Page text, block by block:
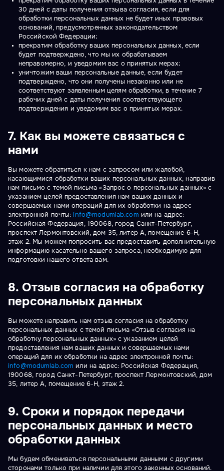
30 дней с даты получения отзыва согласия, если для
обработки персональных данных не будет иных правовых
оснований, предусмотренных законодательством
Российской Федерации;
прекратим обработку ваших персональных данных, если
будет подтверждено, что мы их обрабатываем
неправомерно, и уведомим вас о принятых мерах;
уничтожим ваши персональные данные, если будет
подтверждено, что они получены незаконно или не
соответствуют заявленным целям обработки, в течение 7
рабочих дней с даты получения соответствующего
подтверждения и уведомим вас о принятых мерах.
7. Как вы можете связаться с
нами
Вы можете обратиться к нам с запросом или жалобой,
касающимися обработки ваших персональных данных, направив
нам письмо с темой письма «Запрос о персональных данных» с
указанием целей предоставления нам ваших данных и
совершаемых нами операций для их обработки на адрес
электронной почты:info@modumlab.com или на адрес:
Российская Федерация, 190068, город Санкт-Петербург,
проспект Лермонтовский, дом 35, литер А, помещение 6-Н,
этаж 2. Мы можем попросить вас предоставить дополнительную
информацию касательно вашего запроса, необходимую для
подготовки нашего ответа вам.
8. Отзыв согласия на обработку
персональных данных
Вы можете направить нам отзыв согласия на обработку
персональных данных с темой письма «Отзыв согласия на
обработку персональных данных» с указанием целей
предоставления нам ваших данных и совершаемых нами
операций для их обработки на адрес электронной почты:
info@modumlab.com или на адрес: Российская Федерация,
190068, город Санкт-Петербург, проспект Лермонтовский, дом
35, литер А, помещение 6-Н, этаж 2.
9. Сроки и порядок передачи
персональных данных и место
обработки данных
Мы будем обмениваться персональными данными с другими
сторонами только при наличии для этого законных оснований.